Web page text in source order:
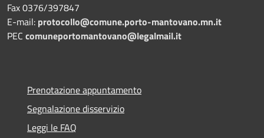
Fax 0376/397847
E-mail: protocollo@comune.porto-mantovano.mn.it
PEC comuneportomantovano@legalmail.it
Prenotazione appuntamento
Segnalazione disservizio
Leggi le FAQ